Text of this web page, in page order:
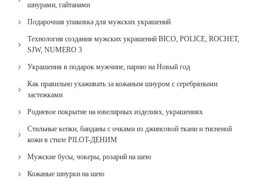
шнурами, гайтанами
Подарочная упаковка для мужских украшений
Технология создания мужских украшений BICO, POLICE, ROCHET,
SJW, NUMERO 3
Украшения в подарок мужчине, парню на Новый год
Как правильно ухаживать за кожаным шнуром с серебряными
застежками
Родиевое покрытие на ювелирных изделиях, украшениях
Стильные кепки, банданы с очками из джинсовой ткани и тисненой
кожи в стиле PILOT-ДЕНИМ
Мужские бусы, чокеры, розарий на шею
Кожаные шнурки на шею